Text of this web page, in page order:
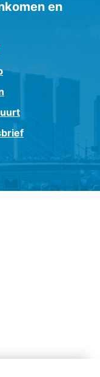
en